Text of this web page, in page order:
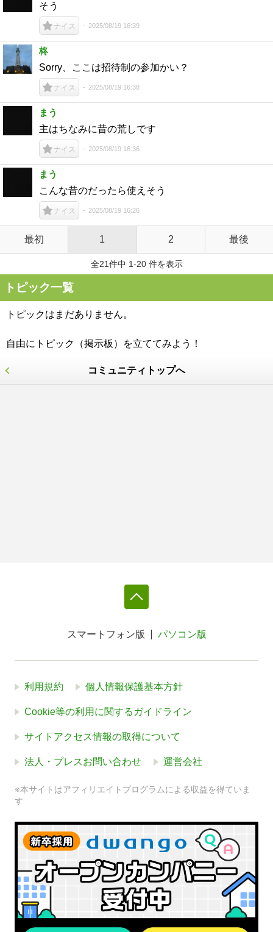
そう
ナイス 2025/08/19 16:39
柊
Sorry、ここは招待制の参加かい？
ナイス 2025/08/19 16:38
まう
主はちなみに昔の荒しです
ナイス 2025/08/19 16:36
まう
こんな昔のだったら使えそう
ナイス 2025/08/19 16:26
最初 1 2 最後
全21件中 1-20 件を表示
トピック一覧
トピックはまだありません。
自由にトピック（掲示板）を立ててみよう！
コミュニティトップへ
スマートフォン版 パソコン版
利用規約 個人情報保護基本方針
Cookie等の利用に関するガイドライン
サイトアクセス情報の取得について
法人・プレスお問い合わせ 運営会社
※本サイトはアフィリエイトプログラムによる収益を得ていま
す